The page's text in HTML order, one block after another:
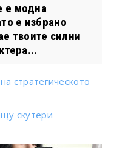
е модна
е избрано
твоите силни
стратегическото
скутери –